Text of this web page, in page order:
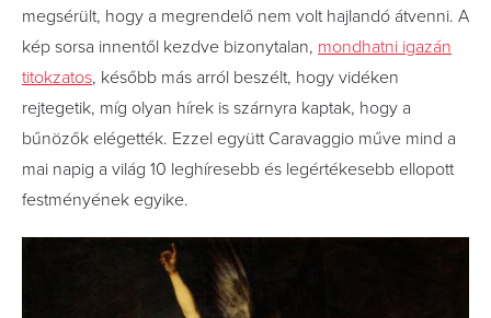
megsérült, hogy a megrendelő nem volt hajlandó átvenni. A
kép sorsa innentől kezdve bizonytalan, mondhatni igazán
titokzatos, később más arról beszélt, hogy vidéken
rejtegetik, míg olyan hírek is szárnyra kaptak, hogy a
bűnözők elégették. Ezzel együtt Caravaggio műve mind a
mai napig a világ 10 leghíresebb és legértékesebb ellopott
festményének egyike.